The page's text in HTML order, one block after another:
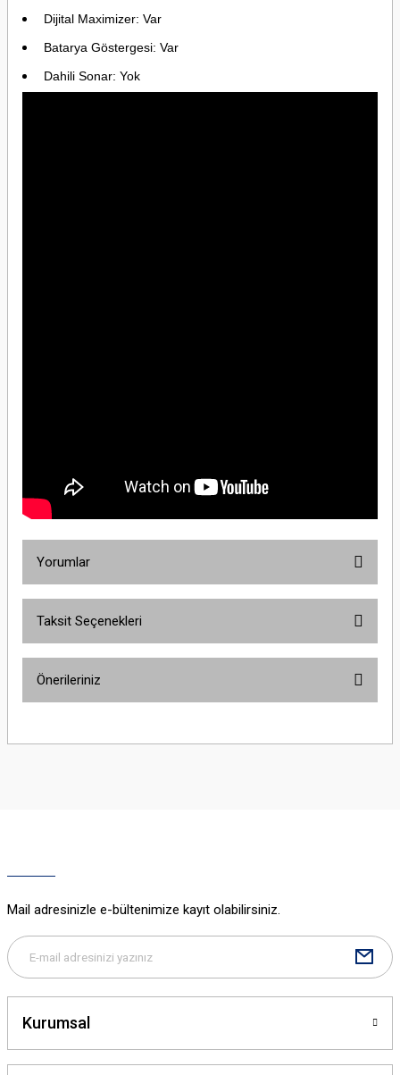
Dijital Maximizer: Var
Batarya Göstergesi: Var
Dahili Sonar: Yok
Yorumlar
Taksit Seçenekleri
Önerileriniz
yetersiz gördüğünüz noktaları öneri formunu kullanarak tarafımıza
Bu ürüne benzer farklı alternatifler olmalı.
Mail adresinizle e-bültenimize kayıt olabilirsiniz.
Kurumsal